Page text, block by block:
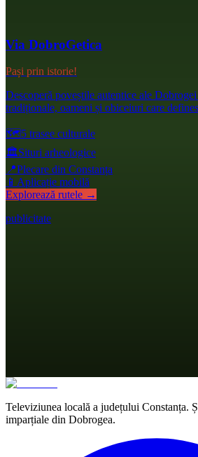
Via DobroGetica
Pași prin istorie!
Descoperă poveștile autentice ale
tradiționale, oameni și obiceiuri care
🗺️5 trasee culturale
🏛️Situri arheologice
📍Plecare din Constanța
📱 Aplicație mobilă
Explorează rutele →
publicitate
Televiziunea locală a județului Constanța.
imparțiale din Dobrogea.